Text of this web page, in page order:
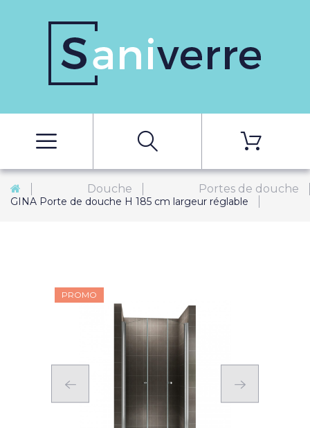
Douche Portes de douche
GINA Porte de douche H 185 cm largeur réglable
PROMO